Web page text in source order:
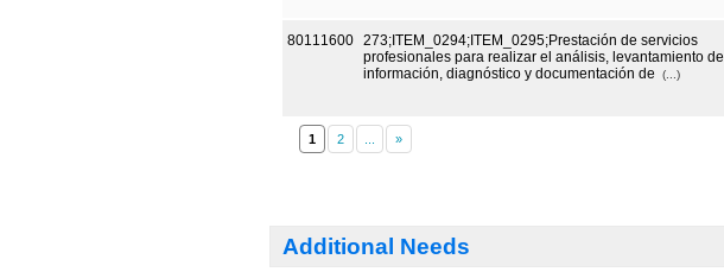
80111600 273;ITEM_0294;ITEM_0295;Prestación de servicios
profesionales para realizar el análisis, levantamiento de
información, diagnóstico y documentación de
(...)
1
Additional Needs